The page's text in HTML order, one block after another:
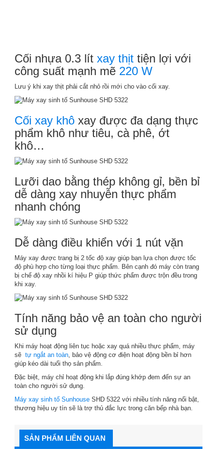
Cối nhựa 0.3 lít xay thịt tiện lợi với
công suất mạnh mẽ 220 W
Lưu ý khi xay thịt phải cắt nhỏ rồi mới cho vào cối xay.
Cối xay khô xay được đa dạng thực
phẩm khô như tiêu, cà phê, ớt
khô…
Lưỡi dao bằng thép không gỉ, bền bỉ
dễ dàng xay nhuyễn thực phẩm
nhanh chóng
Dễ dàng điều khiển với 1 nút vặn
Máy xay được trang bị 2 tốc độ xay giúp bạn lựa chọn được tốc
độ phù hợp cho từng loại thực phẩm. Bên cạnh đó máy còn trang
bị chế độ xay nhồi kí hiệu P giúp thức phẩm được trộn đều trong
khi xay.
Tính năng bảo vệ an toàn cho người
sử dụng
Khi máy hoạt động liên tục hoặc xay quá nhiều thực phẩm, máy
sẽ tự ngắt an toàn, bảo vệ động cơ điện hoạt động bền bỉ hơn
giúp kéo dài tuổi thọ sản phẩm.
Đặc biệt, máy chỉ hoạt động khi lắp đúng khớp đem đến sự an
toàn cho người sử dụng.
Máy xay sinh tố Sunhouse SHD 5322 với nhiều tính năng nổi bật,
thương hiệu uy tín sẽ là trợ thủ đắc lực trong căn bếp nhà bạn.
SẢN PHẨM LIÊN QUAN